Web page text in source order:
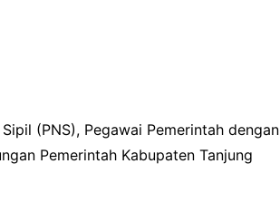
(PNS), Pegawai Pemerintah dengan
Pemerintah Kabupaten Tanjung